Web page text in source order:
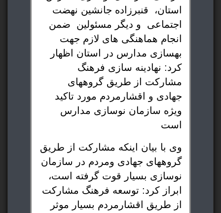
استان،
قنبرزاده جانشین نهضت
اجتماعی
و دیگر مسئولین
ضمن
انجام هماهنگی های لازم جهت
بهسازی مدارس در استان اظهار
کرد: نهادینه سازی فرهنگ
مشارکت از طریق گروههای
جهادی و اقشارمردم مورد ‌تاکید
ویژه سازمان نوسازی مدارس
است
وی با بیان اینکه مشارکت از طریق
گروههای جهادی ومردم در سازمان
نوسازی بسیار قوت گرفته است،
ابراز کرد: توسعه فرهنگ مشارکت
از طریق اقشارمردم بسیار موثر